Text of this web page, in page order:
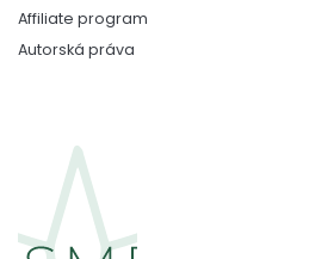
Affiliate program
Autorská práva